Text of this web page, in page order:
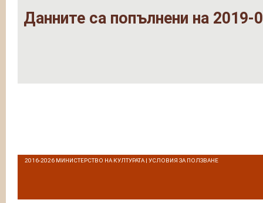
Данните са попълнени на 2019-
2016-2026 МИНИСТЕРСТВО НА КУЛТУРАТА | УСЛОВИЯ ЗА ПОЛЗВАНЕ